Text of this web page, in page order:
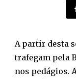
A partir desta
trafegam pela
nos pedágios.